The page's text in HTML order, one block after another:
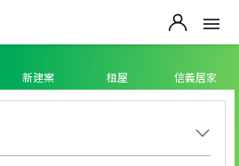
新建案 租屋 信義居家